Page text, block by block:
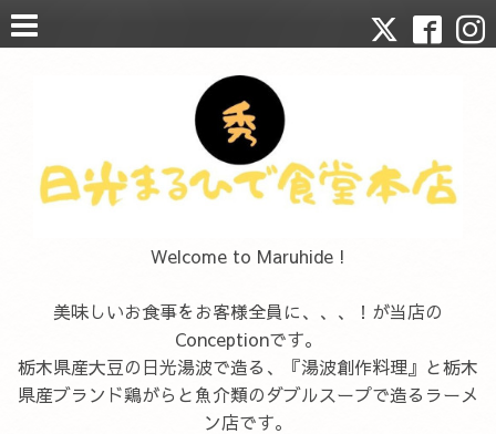
Welcome to Maruhide !
美味しいお食事をお客様全員に、、、！が当店の
Conceptionです。
栃木県産大豆の日光湯波で造る、『湯波創作料理』と栃木
県産ブランド鶏がらと魚介類のダブルスープで造るラーメ
ン店です。